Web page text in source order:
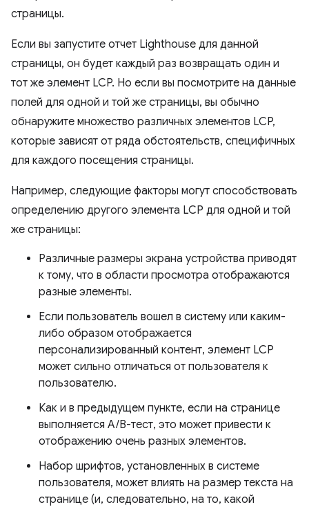
страницы.
Если вы запустите отчет Lighthouse для данной
страницы, он будет каждый раз возвращать один и
тот же элемент LCP. Но если вы посмотрите на данные
полей для одной и той же страницы, вы обычно
обнаружите множество различных элементов LCP,
которые зависят от ряда обстоятельств, специфичных
для каждого посещения страницы.
Например, следующие факторы могут способствовать
определению другого элемента LCP для одной и той
же страницы:
Различные размеры экрана устройства приводят
к тому, что в области просмотра отображаются
разные элементы.
Если пользователь вошел в систему или каким-
либо образом отображается
персонализированный контент, элемент LCP
может сильно отличаться от пользователя к
пользователю.
Как и в предыдущем пункте, если на странице
выполняется A/B-тест, это может привести к
отображению очень разных элементов.
Набор шрифтов, установленных в системе
пользователя, может влиять на размер текста на
странице (и, следовательно, на то, какой